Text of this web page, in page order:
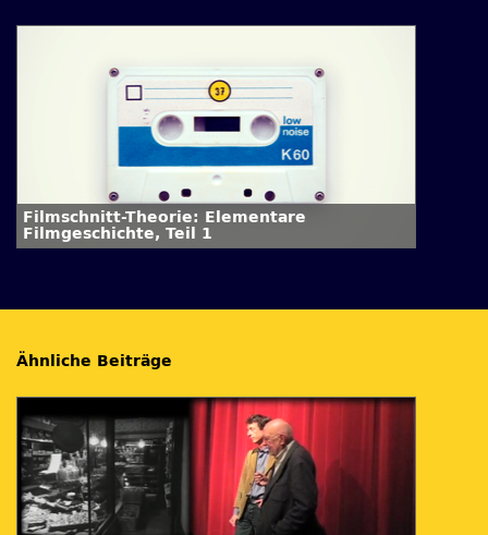
Filmschnitt-Theorie: Elementare
Filmgeschichte, Teil 1
Ähnliche Beiträge